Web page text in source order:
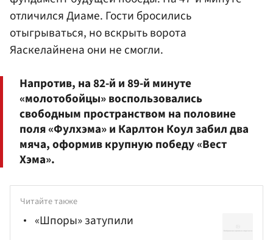
отличился Диаме. Гости бросились
отыгрываться, но вскрыть ворота
Яаскелайнена они не смогли.
Напротив, на 82-й и 89-й минуте
«молотобойцы» воспользовались
свободным пространством на половине
поля «Фулхэма» и Карлтон Коул забил два
мяча, оформив крупную победу «Вест
Хэма».
Читайте также
«Шпоры» затупили